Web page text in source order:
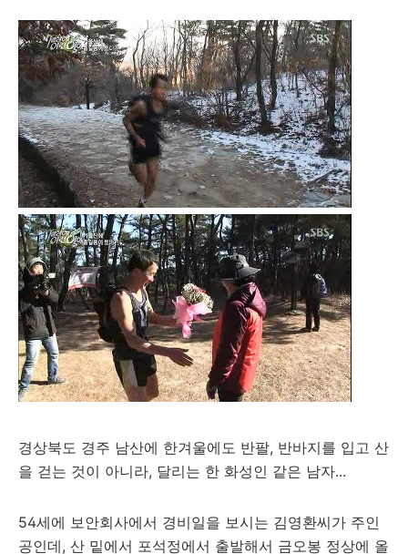
경상북도 경주 남산에 한겨울에도 반팔, 반바지를 입고 산
을 걷는 것이 아니라, 달리는 한 화성인 같은 남자...
54세에 보안회사에서 경비일을 보시는 김영환씨가 주인
공인데, 산 밑에서 포석정에서 출발해서 금오봉 정상에 올